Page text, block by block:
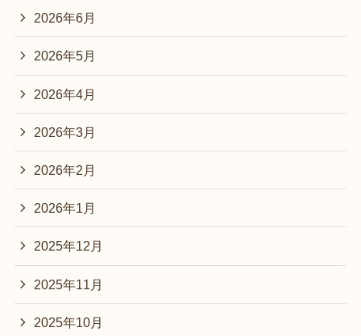
2026年6月
2026年5月
2026年4月
2026年3月
2026年2月
2026年1月
2025年12月
2025年11月
2025年10月